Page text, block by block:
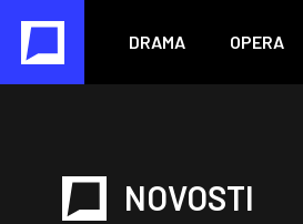
DRAMA OPERA
NOVOSTI